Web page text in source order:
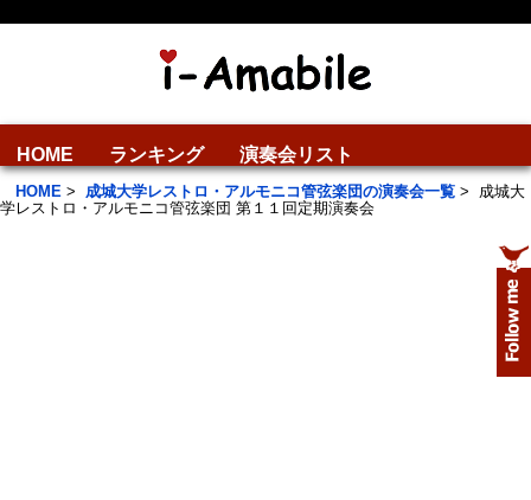
HOME ランキング 演奏会リスト
HOME > 成城大学レストロ・アルモニコ管弦楽団の演奏会一覧 > 成城大
学レストロ・アルモニコ管弦楽団 第１１回定期演奏会